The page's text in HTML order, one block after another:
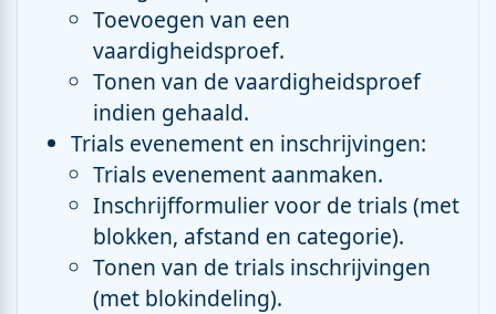
Toevoegen van een
vaardigheidsproef.
Tonen van de vaardigheidsproef
indien gehaald.
Trials evenement en inschrijvingen:
Trials evenement aanmaken.
Inschrijfformulier voor de trials (met
blokken, afstand en categorie).
Tonen van de trials inschrijvingen
(met blokindeling).